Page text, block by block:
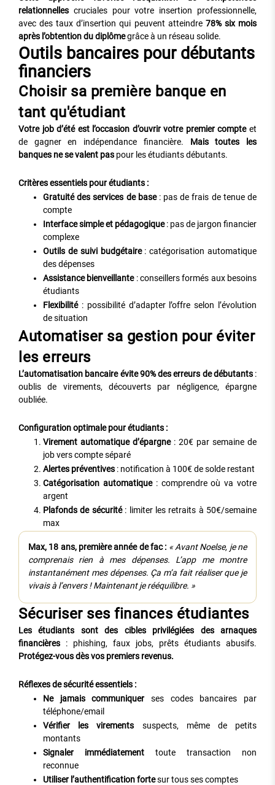
relationnelles cruciales pour votre insertion professionnelle,
avec des taux d’insertion qui peuvent atteindre 78% six mois
après l’obtention du diplômegrâce à un réseau solide.
Outils bancaires pour débutants
financiers
Choisir sa première banque en
tant qu'étudiant
Votre job d’été est l’occasion d’ouvrir votre premier compteet
de gagner en indépendance financière. Mais toutes les
banques ne se valent pas pour les étudiants débutants.
Critères essentiels pour étudiants :
Gratuité des services de base: pas de frais de tenue de
compte
Interface simple et pédagogique: pas de jargon financier
complexe
Outils de suivi budgétaire: catégorisation automatique
des dépenses
Assistance bienveillante: conseillers formés aux besoins
étudiants
Flexibilité: possibilité d’adapter l’offre selon l’évolution
de situation
Automatiser sa gestion pour éviter
les erreurs
L’automatisation bancaire évite 90% des erreurs de débutants:
oublis de virements, découverts par négligence, épargne
oubliée.
Configuration optimale pour étudiants :
Virement automatique d’épargne: 20€ par semaine de
job vers compte séparé
Alertes préventives : notification à 100€ de solde restant
Catégorisation automatique: comprendre où va votre
argent
Plafonds de sécurité: limiter les retraits à 50€/semaine
max
Max, 18 ans, première année de fac : « Avant Noelse, je ne
comprenais rien à mes dépenses. L’app me montre
instantanément mes dépenses. Ça m’a fait réaliser que je
vivais à l’envers ! Maintenant je rééquilibre. »
Sécuriser ses finances étudiantes
Les étudiants sont des cibles privilégiées des arnaques
financières : phishing, faux jobs, prêts étudiants abusifs.
Protégez-vous dès vos premiers revenus.
Réflexes de sécurité essentiels :
Ne jamais communiquerses codes bancaires par
téléphone/email
Vérifier les virements suspects, même de petits
montants
Signaler immédiatement toute transaction non
reconnue
Utiliser l’authentification fortesur tous ses comptes